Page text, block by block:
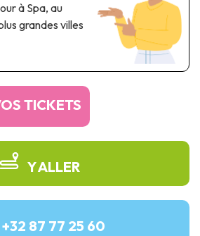
ouvrage d'art
à Spa, au
grandes villes
TICKETS
Y ALLER
+32 87 77 25 60